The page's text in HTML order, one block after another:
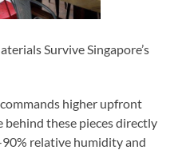
Survive Singapore’s
higher upfront
behind these pieces directly
90% relative humidity and